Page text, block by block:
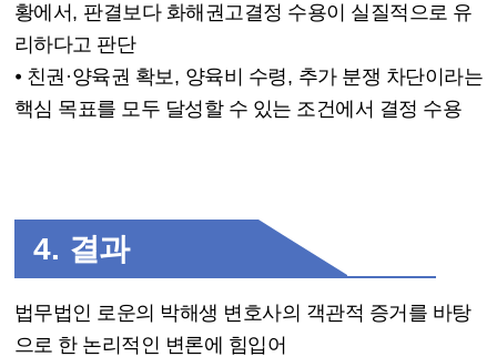
황에서, 판결보다 화해권고결정 수용이 실질적으로 유
리하다고 판단
⦁ 친권 ·양육권 확보 , 양육비 수령, 추가 분쟁 차단이라는
핵심 목표를 모두 달성할 수 있는 조건에서 결정 수용
4. 결과
법무법인 로운의 박해생 변호사의 객관적 증거를 바탕
으로 한 논리적인 변론에 힘입어